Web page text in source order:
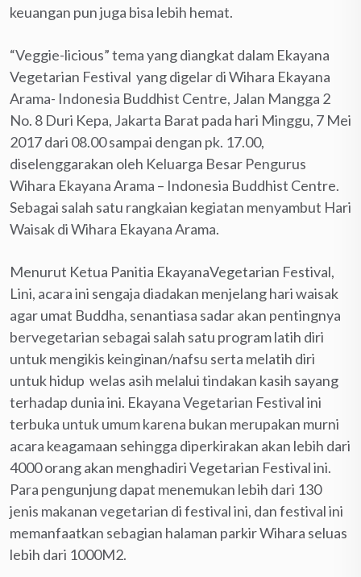
keuangan pun juga bisa lebih hemat.
“Veggie-licious” tema yang diangkat dalam Ekayana
Vegetarian Festival yang digelar di Wihara Ekayana
Arama- Indonesia Buddhist Centre, Jalan Mangga 2
No. 8 Duri Kepa, Jakarta Barat pada hari Minggu, 7 Mei
2017 dari 08.00 sampai dengan pk. 17.00,
diselenggarakan oleh Keluarga Besar Pengurus
Wihara Ekayana Arama – Indonesia Buddhist Centre.
Sebagai salah satu rangkaian kegiatan menyambut Hari
Waisak di Wihara Ekayana Arama.
Menurut Ketua Panitia EkayanaVegetarian Festival,
Lini, acara ini sengaja diadakan menjelang hari waisak
agar umat Buddha, senantiasa sadar akan pentingnya
bervegetarian sebagai salah satu program latih diri
untuk mengikis keinginan/nafsu serta melatih diri
untuk hidup welas asih melalui tindakan kasih sayang
terhadap dunia ini. Ekayana Vegetarian Festival ini
terbuka untuk umum karena bukan merupakan murni
acara keagamaan sehingga diperkirakan akan lebih dari
4000 orang akan menghadiri Vegetarian Festival ini.
Para pengunjung dapat menemukan lebih dari 130
jenis makanan vegetarian di festival ini, dan festival ini
memanfaatkan sebagian halaman parkir Wihara seluas
lebih dari 1000M2.